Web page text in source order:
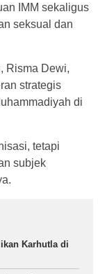
IMM sekaligus
seksual dan
Risma Dewi,
strategis
di
tetapi
subjek
Karhutla di